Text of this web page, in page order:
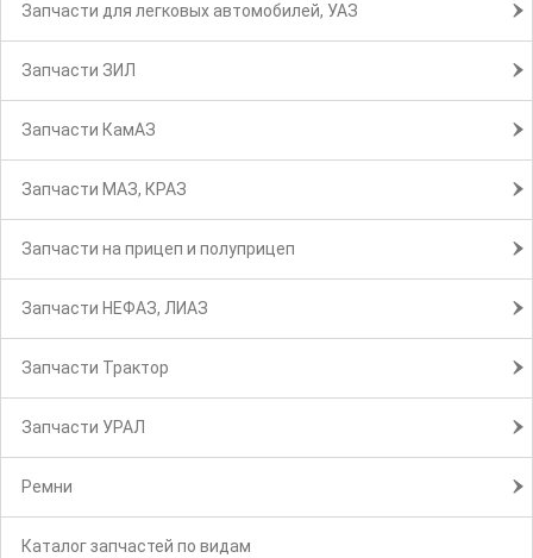
Запчасти для легковых автомобилей, УАЗ
Запчасти ЗИЛ
Запчасти КамАЗ
Запчасти МАЗ, КРАЗ
Запчасти на прицеп и полуприцеп
Запчасти НЕФАЗ, ЛИАЗ
Запчасти Трактор
Запчасти УРАЛ
Ремни
Каталог запчастей по видам